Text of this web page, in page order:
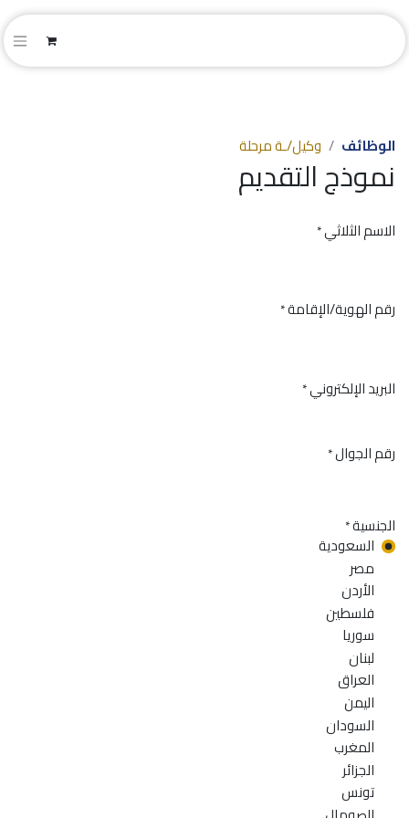
الوظائف وكيل/ـة مرحلة
نموذج التقديم
الاسم الثلاثي*
رقم الهوية/الإقامة*
البريد الإلكتروني*
رقم الجوال*
الجنسية*
السعودية
مصر
الأردن
فلسطين
سوريا
لبنان
العراق
اليمن
السودان
المغرب
الجزائر
تونس